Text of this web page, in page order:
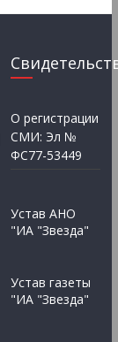
О регистрации
СМИ: Эл №
ФС77-53449
Устав АНО
"ИА "Звезда"
Устав газеты
"ИА "Звезда"